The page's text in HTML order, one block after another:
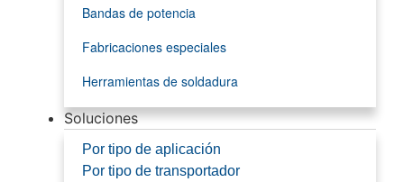
Bandas de potencia
Fabricaciones especiales
Herramientas de soldadura
Soluciones
Por tipo de aplicación
Por tipo de transportador